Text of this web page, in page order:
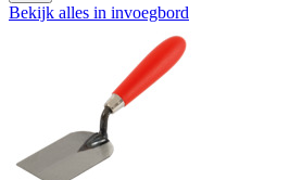
Bekijk alles in invoegbord